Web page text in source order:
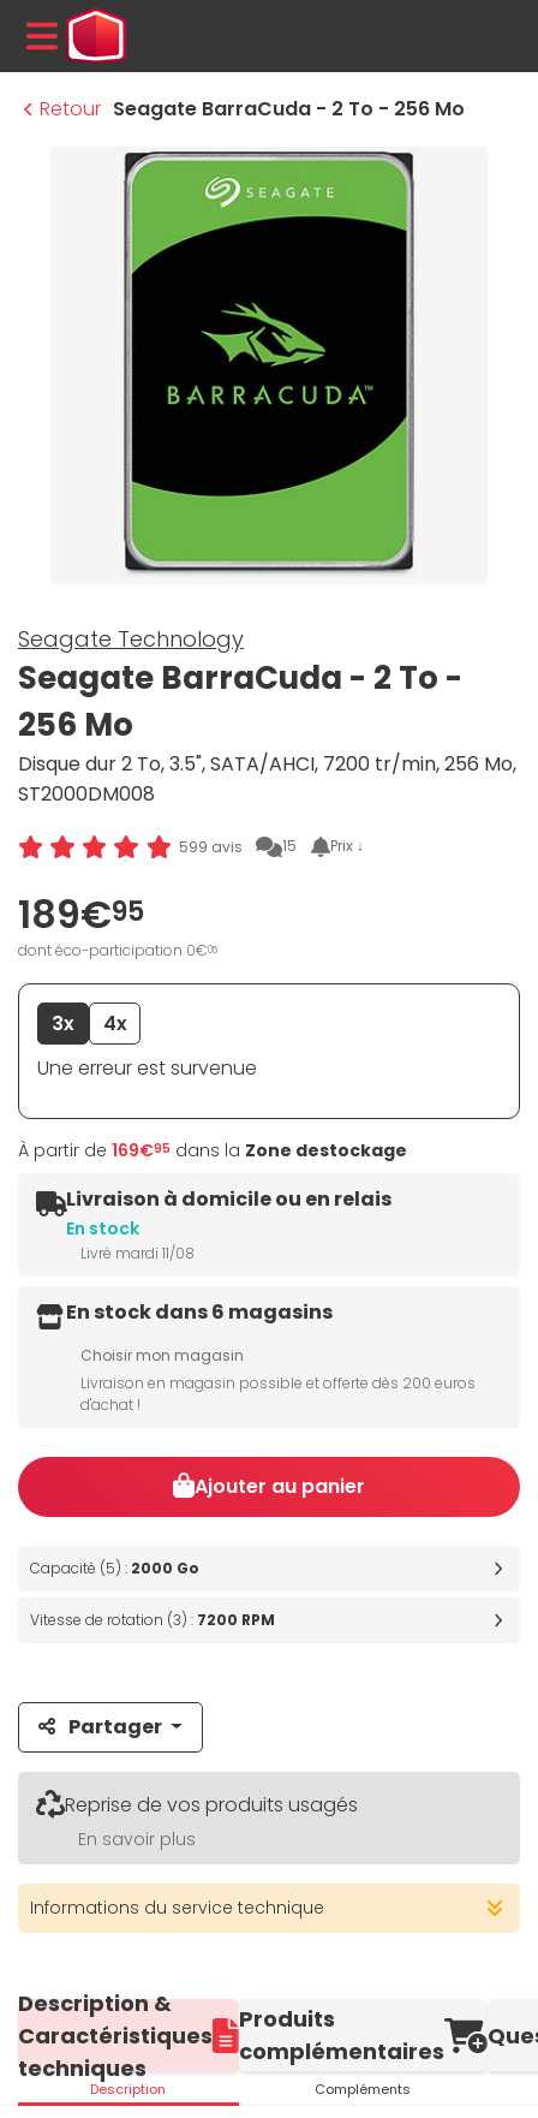
MENU
Retour Seagate BarraCuda - 2 To - 256 Mo
Seagate Technology
Seagate BarraCuda - 2 To -
256 Mo
Disque dur 2 To, 3.5", SATA/AHCI, 7200 tr/min, 256 Mo,
ST2000DM008
599 avis 15 Prix ↓
189€95
dont éco-participation 0€05
3x
4x
Une erreur est survenue
À partir de 169€95 dans la Zone destockage
Livraison à domicile ou en relais
En stock
Livré mardi 11/08
En stock dans 6 magasins
Choisir mon magasin
Livraison en magasin possible et offerte dès 200 euros
d'achat !
Ajouter au panier
Capacité (5) : 2000 Go
Vitesse de rotation (3) : 7200 RPM
Partager
Reprise de vos produits usagés
En savoir plus
Informations du service technique
Description &
Caractéristiques
techniques
Description
Produits
complémentaires
Compléments